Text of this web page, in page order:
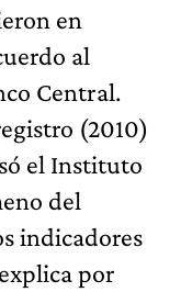
en
al
Central.
(2010)
el Instituto
del
indicadores
por